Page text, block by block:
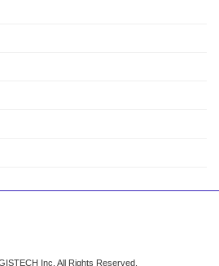
Inc. All Rights Reserved.